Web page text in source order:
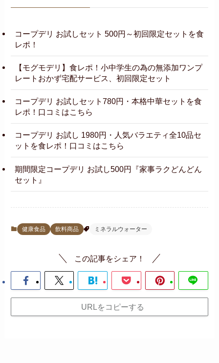
コープデリ お試しセット 500円～初回限定セットを食
レポ！
【モグモデリ】食レポ！小中学生の為の無添加ワンプ
レートおかず宅配サービス、初回限定セット
コープデリ お試しセット780円・本格中華セットを食
レポ！口コミはこちら
コープデリ お試し 1980円・人気バラエティ全10品セ
ットを食レポ！口コミはこちら
期間限定コープデリ お試し500円『家事ラクどんどん
セット』
健康食品 飲料商品 ミネラルウォーター
この記事をシェア！
URLをコピーする